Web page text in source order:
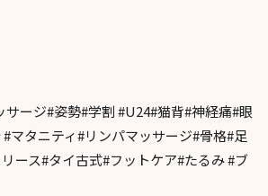
ージ#姿勢#学割 #U24#猫背#神経痛#眼
マタニティ#リンパマッサージ#骨格#足
ース#タイ古式#フットケア#たるみ #ブ